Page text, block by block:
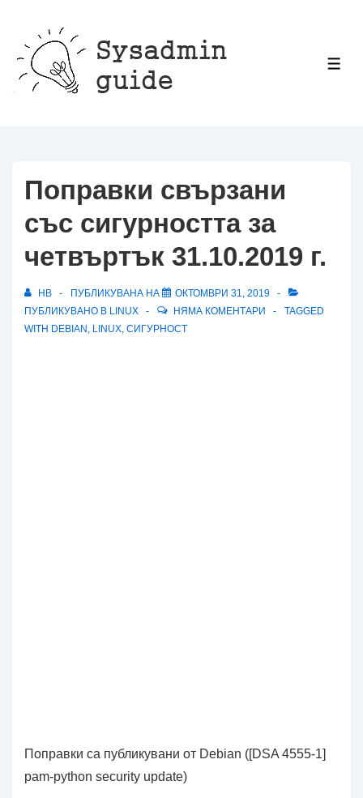
Прескачане
към
основното
Поправки свързани
със сигурността за
четвъртък 31.10.2019 г.
HB ПУБЛИКУВАНА НА
ОКТОМВРИ 31, 2019
ПУБЛИКУВАНО В LINUX НЯМА КОМЕНТАРИ
TAGGED
WITH DEBIAN , LINUX, СИГУРНОСТ
Поправки са публикувани от Debian ([DSA 4555-1]
pam-python security update)